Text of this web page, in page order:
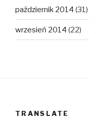
październik 2014 (31)
wrzesień 2014 (22)
TRANSLATE